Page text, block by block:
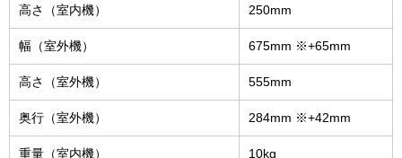
高さ（室内機） 250mm
幅（室外機） 675mm ※+65mm
高さ（室外機） 555mm
奥行（室外機） 284mm ※+42mm
重量（室内機） 10kg